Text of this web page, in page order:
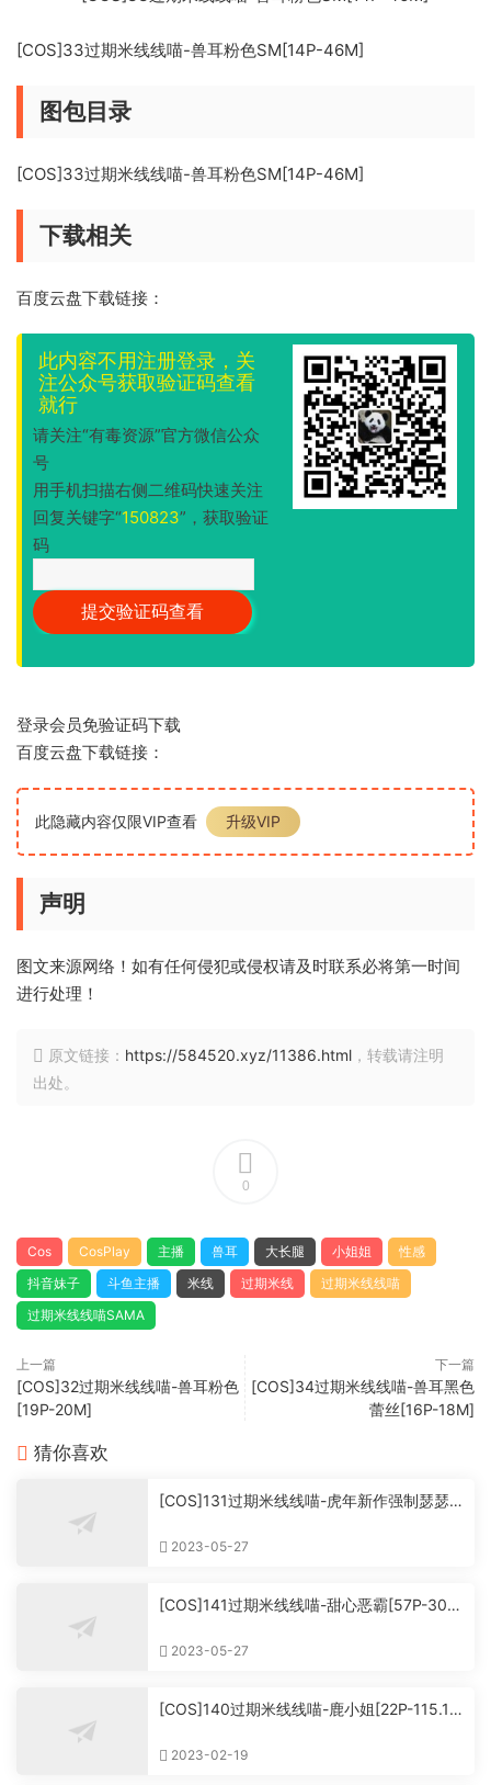
[COS]33过期米线线喵-兽耳粉色SM[14P-46M]
图包目录
[COS]33过期米线线喵-兽耳粉色SM[14P-46M]
下载相关
百度云盘下载链接：
此内容不用注册登录，关
注公众号获取验证码查看
就行
请关注“有毒资源”官方微信公众
号
用手机扫描右侧二维码快速关注
回复关键字“150823”，获取验证
码
登录会员免验证码下载
百度云盘下载链接：
此隐藏内容仅限VIP查看 升级VIP
声明
图文来源网络！如有任何侵犯或侵权请及时联系必将第一时间
进行处理！
原文链接： https://584520.xyz/11386.html ，转载请注明
出处。
0
Cos CosPlay 主播 兽耳 大长腿 小姐姐
性感
抖音妹子
斗鱼主播 米线 过期米线
过期米线线喵
过期米线线喵SAMA
上一篇
[COS]32过期米线线喵-兽耳粉色
[19P-20M]
下一篇
[COS]34过期米线线喵-兽耳黑色
蕾丝[16P-18M]
猜你喜欢
[COS]131过期米线线喵-虎年新作强制瑟瑟
2023-05-27
[COS]141过期米线线喵-甜心恶霸[57P-307
2023-05-27
[COS]140过期米线线喵-鹿小姐[22P-115.12
2023-02-19